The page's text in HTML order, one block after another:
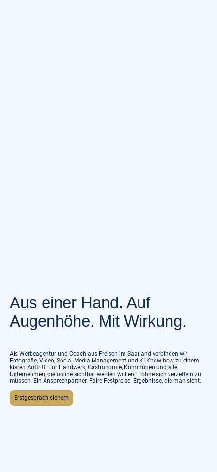
Aus einer Hand. Auf
Augenhöhe. Mit Wirkung.
Als Werbeagentur und Coach aus Freisen im Saarland verbinden wir
Fotografie, Video, Social Media Management und KI-Know-how zu einem
klaren Auftritt. Für Handwerk, Gastronomie, Kommunen und alle
Unternehmen, die online sichtbar werden wollen — ohne sich verzetteln zu
müssen. Ein Ansprechpartner. Faire Festpreise. Ergebnisse, die man sieht.
Erstgespräch sichern